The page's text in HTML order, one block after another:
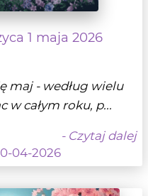
1 maja 2026
maj - według wielu
w całym roku, p...
- Czytaj dalej
04-2026